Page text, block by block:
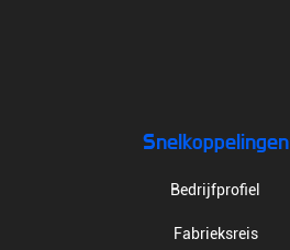
Snelkoppelingen
Bedrijfprofiel
Fabrieksreis